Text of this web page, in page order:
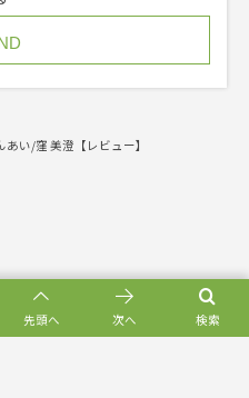
あい/窪 美澄【レビュー】
検索
先頭へ 次へ